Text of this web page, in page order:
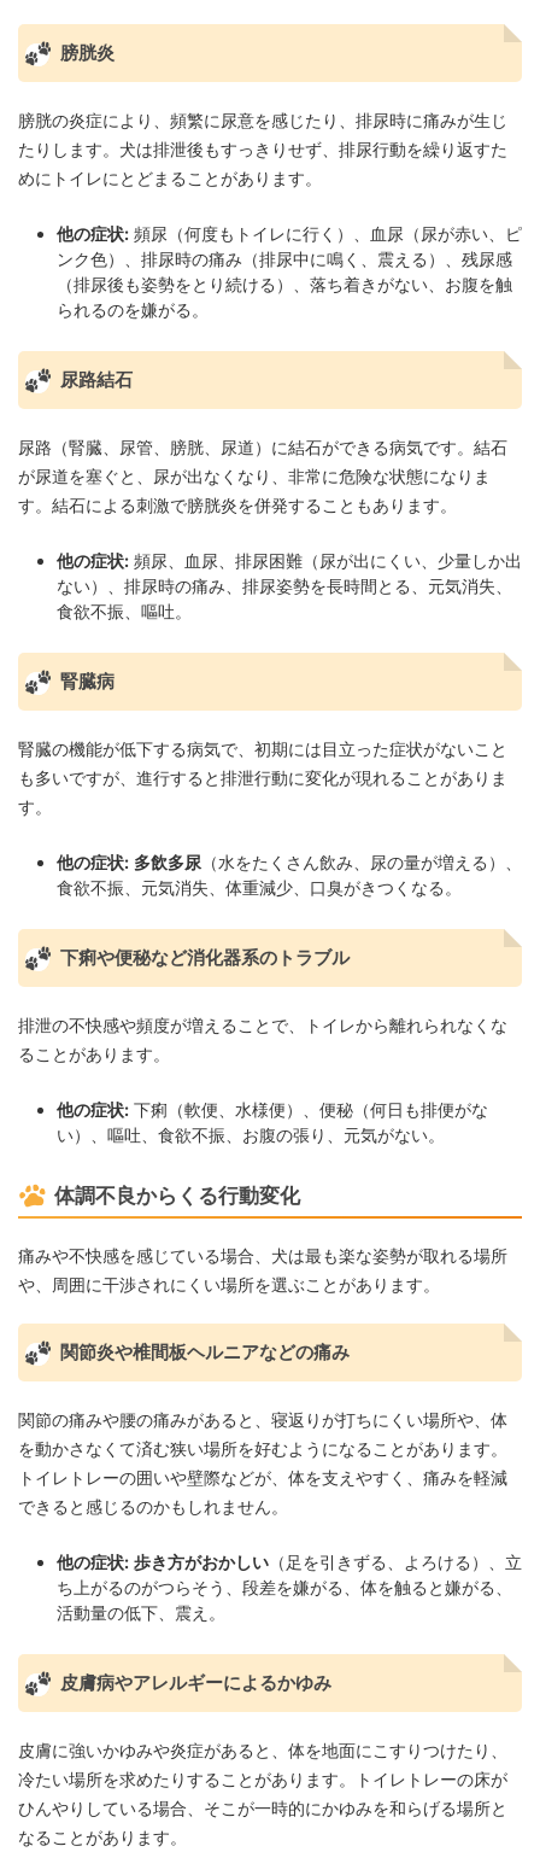
膀胱炎
膀胱の炎症により、頻繁に尿意を感じたり、排尿時に痛みが生じ
たりします。犬は排泄後もすっきりせず、排尿行動を繰り返すた
めにトイレにとどまることがあります。
他の症状: 頻尿（何度もトイレに行く）、血尿（尿が赤い、ピ
ンク色）、排尿時の痛み（排尿中に鳴く、震える）、残尿感
（排尿後も姿勢をとり続ける）、落ち着きがない、お腹を触
られるのを嫌がる。
尿路結石
尿路（腎臓、尿管、膀胱、尿道）に結石ができる病気です。結石
が尿道を塞ぐと、尿が出なくなり、非常に危険な状態になりま
す。結石による刺激で膀胱炎を併発することもあります。
他の症状: 頻尿、血尿、排尿困難（尿が出にくい、少量しか出
ない）、排尿時の痛み、排尿姿勢を長時間とる、元気消失、
食欲不振、嘔吐。
腎臓病
腎臓の機能が低下する病気で、初期には目立った症状がないこと
も多いですが、進行すると排泄行動に変化が現れることがありま
す。
他の症状: 多飲多尿 （水をたくさん飲み、尿の量が増える）、
食欲不振、元気消失、体重減少、口臭がきつくなる。
下痢や便秘など消化器系のトラブル
排泄の不快感や頻度が増えることで、トイレから離れられなくな
ることがあります。
他の症状: 下痢（軟便、水様便）、便秘（何日も排便がな
い）、嘔吐、食欲不振、お腹の張り、元気がない。
体調不良からくる行動変化
痛みや不快感を感じている場合、犬は最も楽な姿勢が取れる場所
や、周囲に干渉されにくい場所を選ぶことがあります。
関節炎や椎間板ヘルニアなどの痛み
関節の痛みや腰の痛みがあると、寝返りが打ちにくい場所や、体
を動かさなくて済む狭い場所を好むようになることがあります。
トイレトレーの囲いや壁際などが、体を支えやすく、痛みを軽減
できると感じるのかもしれません。
他の症状: 歩き方がおかしい （足を引きずる、よろける）、立
ち上がるのがつらそう、段差を嫌がる、体を触ると嫌がる、
活動量の低下、震え。
皮膚病やアレルギーによるかゆみ
皮膚に強いかゆみや炎症があると、体を地面にこすりつけたり、
冷たい場所を求めたりすることがあります。トイレトレーの床が
ひんやりしている場合、そこが一時的にかゆみを和らげる場所と
なることがあります。